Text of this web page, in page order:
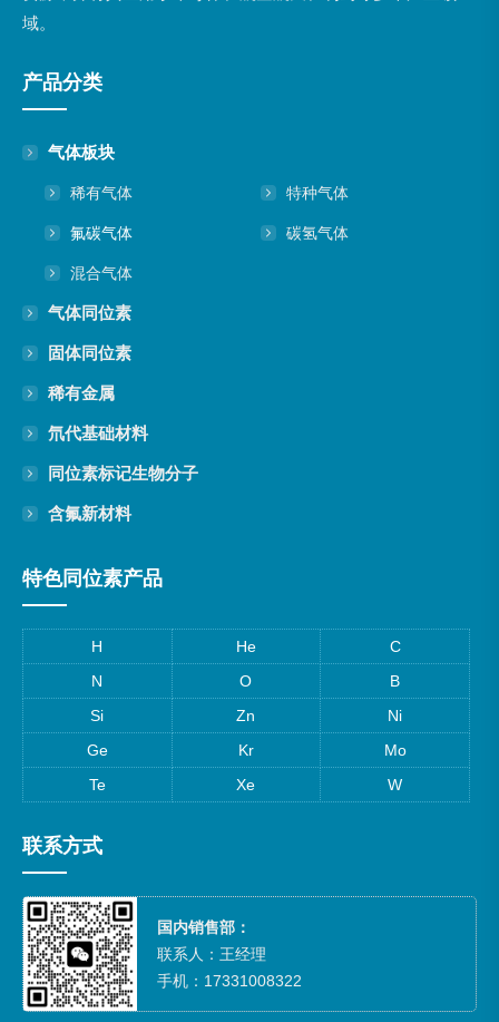
域。
产品分类
气体板块
稀有气体 特种气体
氟碳气体 碳氢气体
混合气体
气体同位素
固体同位素
稀有金属
氘代基础材料
同位素标记生物分子
含氟新材料
特色同位素产品
H He
C
N
O
B
Si
Zn
Ni
Ge
Kr
Mo
Te
Xe W
联系方式
国内销售部：
联系人：王经理
手机：17331008322